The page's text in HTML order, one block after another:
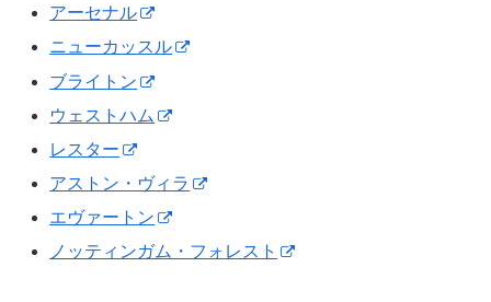
アーセナル
ニューカッスル
ブライトン
ウェストハム
レスター
アストン・ヴィラ
エヴァートン
ノッティンガム・フォレスト